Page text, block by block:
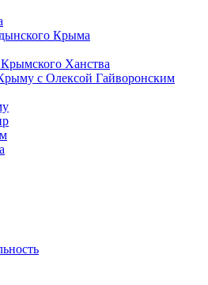
Крыма
Ханства
с Олексой Гайворонским